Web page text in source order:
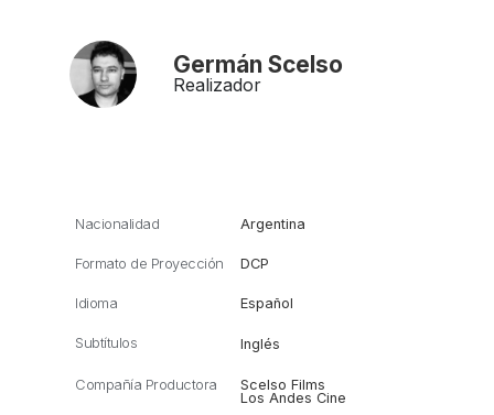
Germán Scelso
Realizador
Nacionalidad Argentina
Formato de Proyección DCP
Idioma Español
Subtítulos Inglés
Compañía Productora
Scelso Films
Los Andes Cine